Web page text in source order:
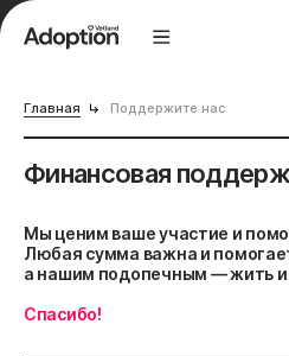
Главная Поддержите нас
Финансовая
Мы ценим ваше участие и
Любая сумма важна и
а нашим подопечным — жить и
Спасибо!